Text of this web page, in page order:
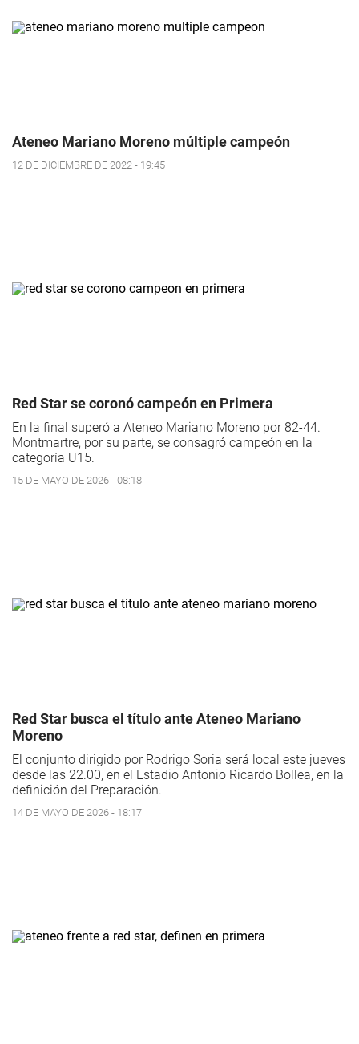
Ateneo Mariano Moreno múltiple campeón
12 DE DICIEMBRE DE 2022 - 19:45
Red Star se coronó campeón en Primera
En la final superó a Ateneo Mariano Moreno por 82-44.
Montmartre, por su parte, se consagró campeón en la
categoría U15.
15 DE MAYO DE 2026 - 08:18
Red Star busca el título ante Ateneo Mariano
Moreno
El conjunto dirigido por Rodrigo Soria será local este jueves
desde las 22.00, en el Estadio Antonio Ricardo Bollea, en la
definición del Preparación.
14 DE MAYO DE 2026 - 18:17